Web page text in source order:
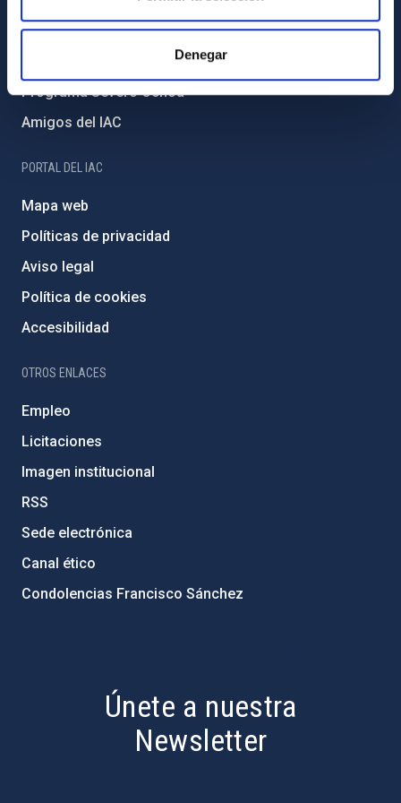
Denegar
Proyectos institucionales
Programa Severo Ochoa
Amigos del IAC
PORTAL DEL IAC
Mapa web
Políticas de privacidad
Aviso legal
Política de cookies
Accesibilidad
OTROS ENLACES
Empleo
Licitaciones
Imagen institucional
RSS
Sede electrónica
Canal ético
Condolencias Francisco Sánchez
Únete a nuestra
Newsletter